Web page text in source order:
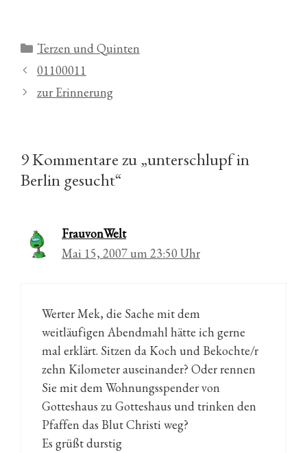
Kategorien
Terzen und Quinten
01100011
zur Erinnerung
9 Kommentare zu „unterschlupf in
Berlin gesucht“
FrauvonWelt
Mai 15, 2007 um 23:50 Uhr
Werter Mek, die Sache mit dem
weitläufigen Abendmahl hätte ich gerne
mal erklärt. Sitzen da Koch und Bekochte/r
zehn Kilometer auseinander? Oder rennen
Sie mit dem Wohnungsspender von
Gotteshaus zu Gotteshaus und trinken den
Pfaffen das Blut Christi weg?
Es grüßt durstig